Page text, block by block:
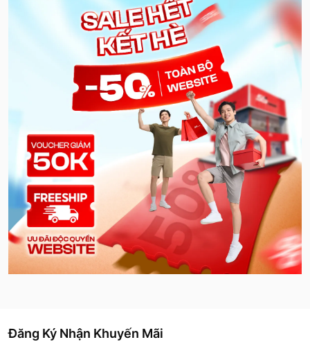
Đăng Ký Nhận Khuyến Mãi